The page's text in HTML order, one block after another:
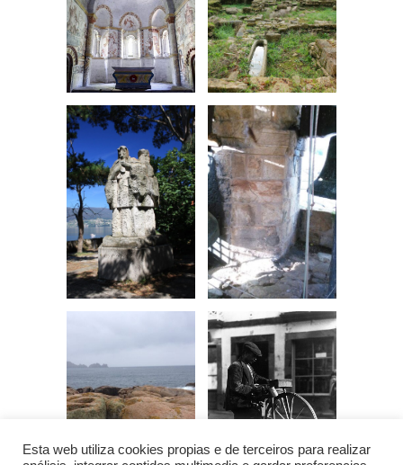
Esta web utiliza cookies propias e de terceiros para realizar